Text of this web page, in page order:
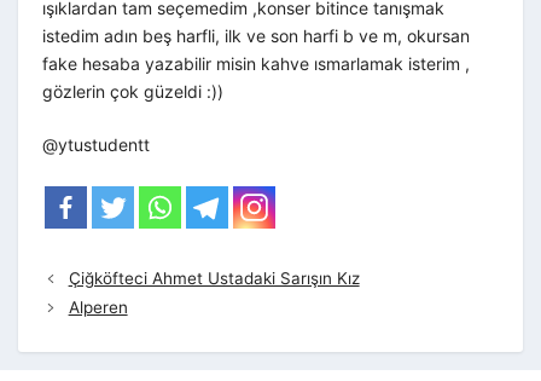
ışıklardan tam seçemedim ,konser bitince tanışmak
istedim adın beş harfli, ilk ve son harfi b ve m, okursan
fake hesaba yazabilir misin kahve ısmarlamak isterim ,
gözlerin çok güzeldi :))
@ytustudentt
Çiğköfteci Ahmet Ustadaki Sarışın Kız
Alperen